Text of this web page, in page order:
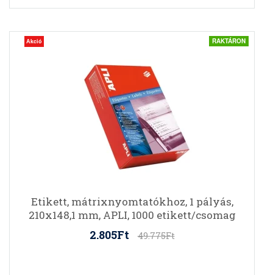
Akció RAKTÁRON
Etikett, mátrixnyomtatókhoz, 1 pályás,
210x148,1 mm, APLI, 1000 etikett/csomag
2.805Ft 49.775Ft